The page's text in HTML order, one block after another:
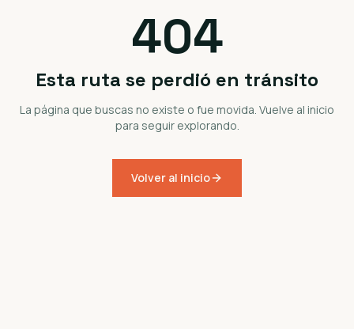
404
Esta ruta se perdió en tránsito
La página que buscas no existe o fue movida. Vuelve al inicio
para seguir explorando.
Volver al inicio